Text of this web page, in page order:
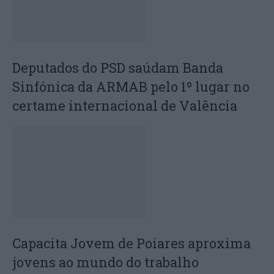
Deputados do PSD saúdam Banda
Sinfónica da ARMAB pelo 1º lugar no
certame internacional de Valência
Capacita Jovem de Poiares aproxima
jovens ao mundo do trabalho